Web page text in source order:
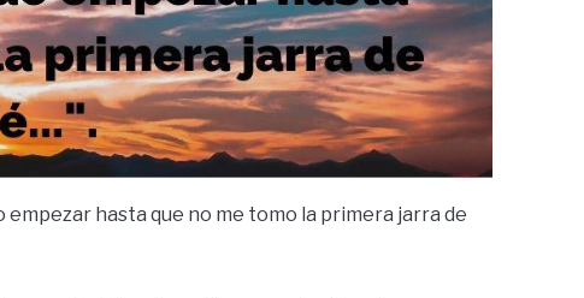
empezar hasta que no me tomo la primera jarra de